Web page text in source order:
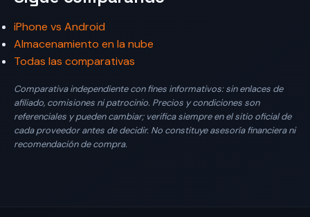
iPhone vs Android
Almacenamiento en la nube
Todas las comparativas
Comparativa independiente con fines informativos: sin enlaces de
afiliado, comisiones ni patrocinio. Precios y condiciones son
referenciales y pueden cambiar; verifica siempre en el sitio oficial de
cada proveedor antes de decidir. No constituye asesoría financiera ni
recomendación de compra.